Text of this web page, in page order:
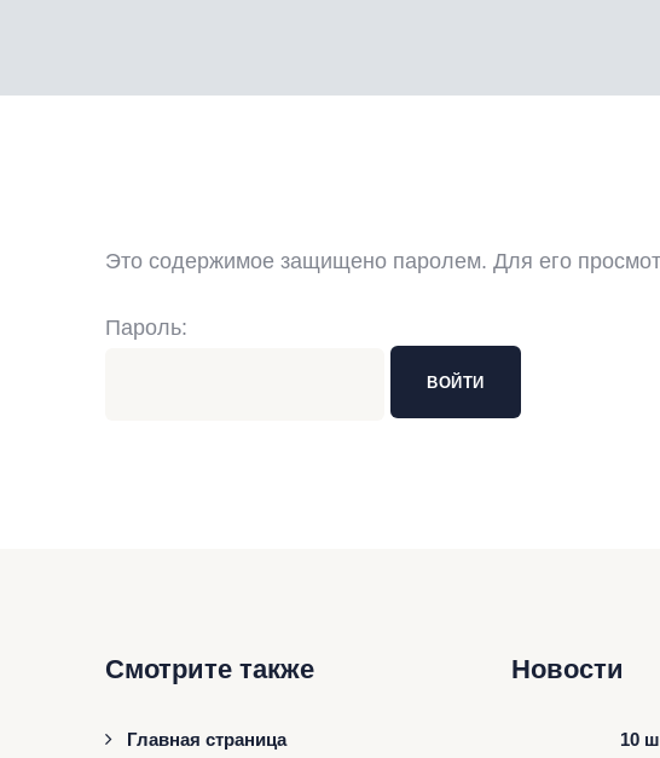
Это содержимое защищено паролем. Для его
Пароль:
Смотрите также
Главная страница
Новости
10